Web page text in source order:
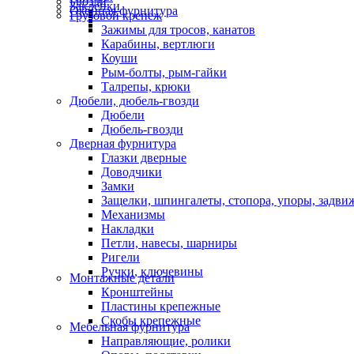
Заклепки
Оконная фурнитура
Грузовой крепеж
Зажимы для тросов, канатов
Карабины, вертлюги
Коуши
Рым-болты, рым-гайки
Талрепы, крюки
Дюбели, дюбель-гвозди
Дюбели
Дюбель-гвозди
Дверная фурнитура
Глазки дверные
Доводчики
Замки
Защелки, шпингалеты, стопора, упоры,
Механизмы
Накладки
Петли, навесы, шарниры
Ригели
Ручки, ключевины
Монтажные детали
Кронштейны
Пластины крепежные
Скобы крепежные
Мебельная фурнитура
Направляющие, ролики